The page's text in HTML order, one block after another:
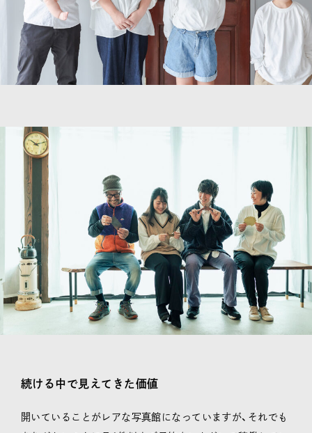
続ける中で見えてきた価値
開いていることがレアな写真館になっていますが、それでも